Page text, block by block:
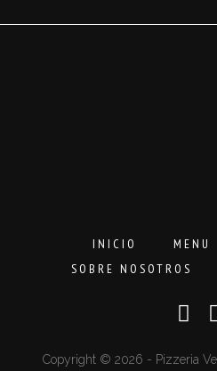
INICIO MENU
SOBRE NOSOTROS
Copyright © 2026 - Pizzeria